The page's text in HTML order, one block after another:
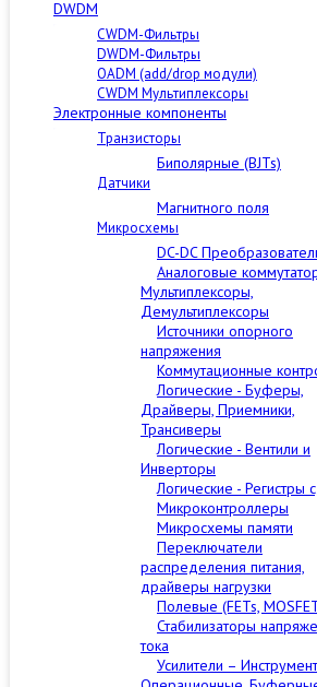
DWDM
CWDM-Фильтры
DWDM-Фильтры
OADM (add/drop модули)
CWDM Мультиплексоры
Электронные компоненты
Транзисторы
Биполярные (BJTs)
Датчики
Магнитного поля
Микросхемы
DC-DC
Аналоговые
Мультиплексоры,
Демультиплексоры
Источники опорного
напряжения
Коммутационные
Логические - Буферы,
Драйверы, Приемники,
Трансиверы
Логические - Вентили и
Инверторы
Логические - Регистры
Микроконтроллеры
Микросхемы памяти
Переключатели
распределения питания,
драйверы нагрузки
Полевые (FETs,
Стабилизаторы
тока
Усилители –